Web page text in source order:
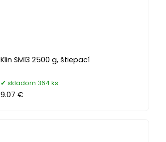
Klin SM13 2500 g, štiepací
skladom 364 ks
9.07 €